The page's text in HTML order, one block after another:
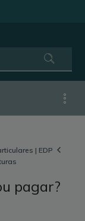
| EDP
pagar?